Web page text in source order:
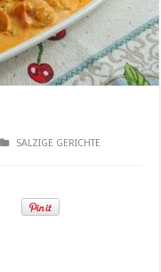
SALZIGE GERICHTE